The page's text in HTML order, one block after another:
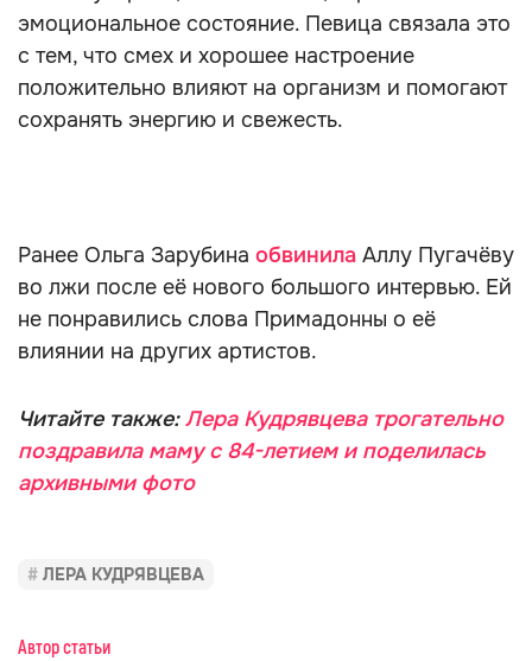
эмоциональное состояние. Певица связала это
с тем, что смех и хорошее настроение
положительно влияют на организм и помогают
сохранять энергию и свежесть.
Ранее Ольга Зарубина обвинила Аллу Пугачёву
во лжи после её нового большого интервью. Ей
не понравились слова Примадонны о её
влиянии на других артистов.
Читайте также:Лера Кудрявцева трогательно
поздравила маму с 84-летием и поделилась
архивными фото
ЛЕРА КУДРЯВЦЕВА
Автор статьи